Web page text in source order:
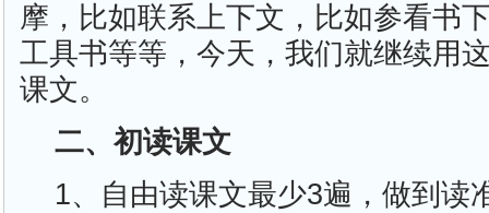
摩，比如联系上下文，比如参看书
工具书等等，今天，我们就继续用
课文。
二、初读课文
1、自由读课文最少3遍，做到读